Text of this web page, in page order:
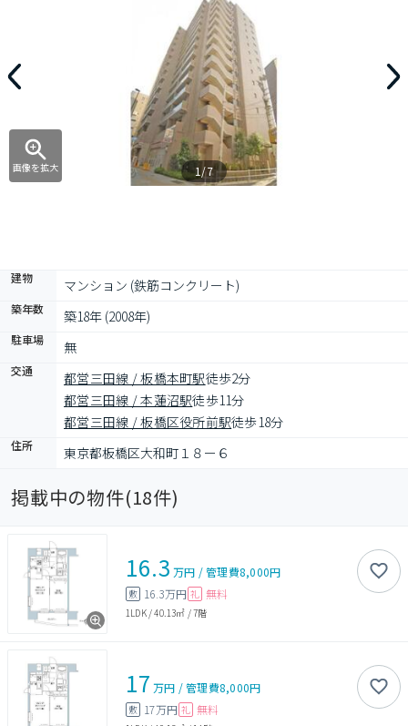
画像を拡大 1/7
建物 マンション (鉄筋コンクリート)
築年数 築18年 (2008年)
駐車場 無
交通 都営三田線 / 板橋本町駅徒歩2分
都営三田線 / 本蓮沼駅徒歩11分
都営三田線 / 板橋区役所前駅徒歩18分
住所 東京都板橋区大和町１８ー６
掲載中の物件(18件)
16.3 万円 /管理費8,000円
敷 16.3万円 礼 無料
1LDK/40.13㎡ /7階
17 万円 /管理費8,000円
敷 17万円 礼 無料